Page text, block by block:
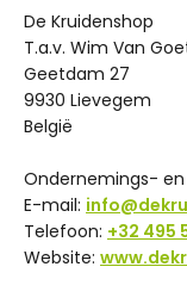
De Kruidenshop
T.a.v. Wim Van
Geetdam 27
9930 Lievegem
België
Ondernemings- en
E-mail:
Telefoon: +32 495
Website: